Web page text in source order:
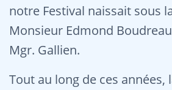
notre Festival naissait sous
Monsieur Edmond Boudreau
Mgr. Gallien.
Tout au long de ces années,